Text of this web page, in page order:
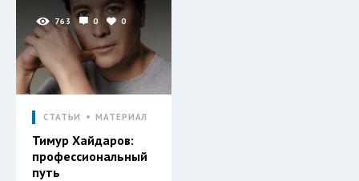
763 0 0
СТАТЬИ МАТЕРИАЛ
Тимур Хайдаров:
профессиональный
путь